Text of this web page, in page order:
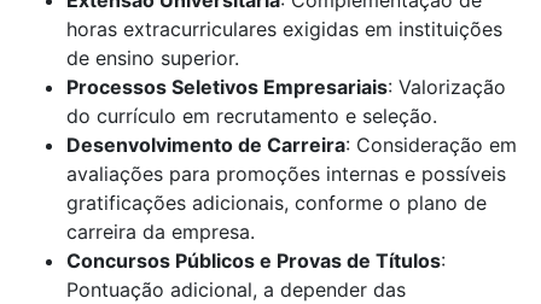
horas extracurriculares exigidas em instituições
de ensino superior.
Processos Seletivos Empresariais: Valorização
do currículo em recrutamento e seleção.
Desenvolvimento de Carreira: Consideração em
avaliações para promoções internas e possíveis
gratificações adicionais, conforme o plano de
carreira da empresa.
Concursos Públicos e Provas de Títulos:
Pontuação adicional, a depender das